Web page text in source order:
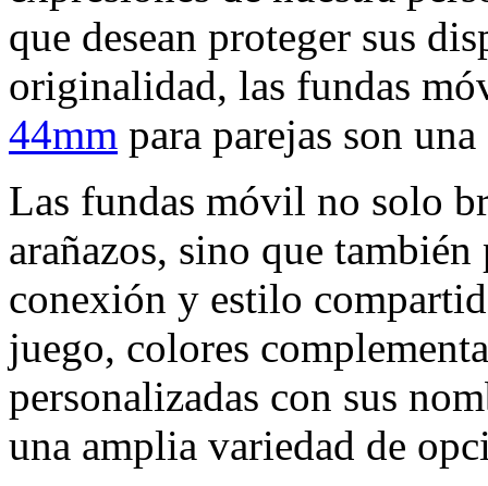
que desean proteger sus
originalidad, las fundas
44mm para parejas son
Las fundas móvil no solo
arañazos, sino que
conexión y estilo
juego, colores
personalizadas con sus
una amplia variedad de